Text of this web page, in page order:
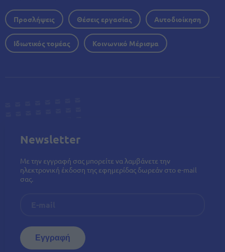
Προσλήψεις Θέσεις εργασίας Αυτοδιοίκηση
Ιδιωτικός τομέας Κοινωνικό Μέρισμα
Newsletter
Με την εγγραφή σας μπορείτε να λαμβάνετε την
ηλεκτρονική έκδοση της εφημερίδας δωρεάν στο e-mail
σας.